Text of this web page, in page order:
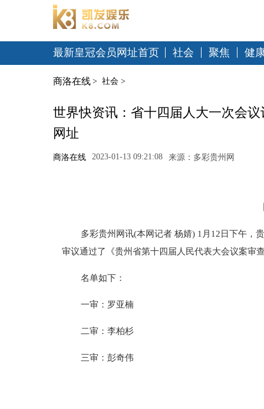
最新皇冠会员网址首页 社会 聚焦 健
商洛在线 > 社会 >
世界快资讯：省十四届人大一次会
网址
商洛在线 2023-01-13 09:21:08 来源：多彩贵州网
多彩贵州网讯(本网记者 杨婧) 1月12日下午，
审议通过了《贵州省第十四届人民代表大会议案审
名单如下：
一审：罗亚楠
二审：李柏杉
三审：彭奇伟